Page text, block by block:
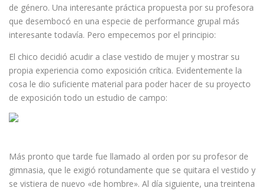
de género. Una interesante práctica propuesta por su profesora
que desembocó en una especie de performance grupal más
interesante todavía. Pero empecemos por el principio:
El chico decidió acudir a clase vestido de mujer y mostrar su
propia experiencia como exposición crítica. Evidentemente la
cosa le dio suficiente material para poder hacer de su proyecto
de exposición todo un estudio de campo:
Más pronto que tarde fue llamado al orden por su profesor de
gimnasia, que le exigió rotundamente que se quitara el vestido y
se vistiera de nuevo «de hombre». Al día siguiente, una treintena